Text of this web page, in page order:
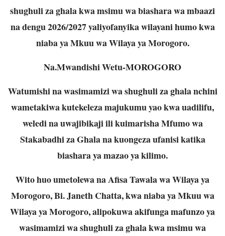
shughuli za ghala kwa msimu wa biashara wa mbaazi
na dengu 2026/2027 yaliyofanyika wilayani humo kwa
niaba ya Mkuu wa Wilaya ya Morogoro.
Na.Mwandishi Wetu-MOROGORO
Watumishi na wasimamizi wa shughuli za ghala nchini
wametakiwa kutekeleza majukumu yao kwa uadilifu,
weledi na uwajibikaji ili kuimarisha Mfumo wa
Stakabadhi za Ghala na kuongeza ufanisi katika
biashara ya mazao ya kilimo.
Wito huo umetolewa na Afisa Tawala wa Wilaya ya
Morogoro, Bi. Janeth Chatta, kwa niaba ya Mkuu wa
Wilaya ya Morogoro, alipokuwa akifunga mafunzo ya
wasimamizi wa shughuli za ghala kwa msimu wa